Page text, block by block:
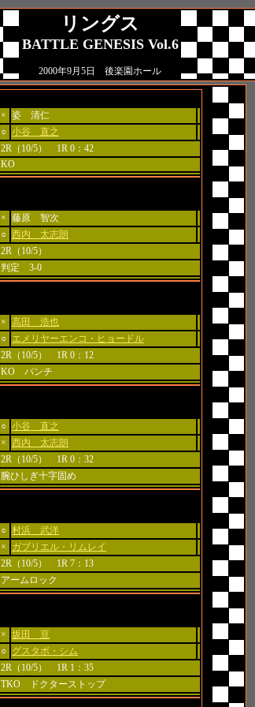
リングス
BATTLE GENESIS Vol.6
2000年9月5日 後楽園ホール
× 姿 清仁
○ 小谷 直之
2R（10/5） 1R 0：42
KO
× 藤原 智次
○ 西内 太志朗
2R（10/5）
判定 3-0
× 高田 浩也
○ エメリヤーエンコ・ヒョードル
2R（10/5） 1R 0：12
KO パンチ
○ 小谷 直之
× 西内 太志朗
2R（10/5） 1R 0：32
腕ひしぎ十字固め
○ 村浜 武洋
×
ガブリエル・リムレイ
2R（10/5） 1R 7：13
アームロック
× 坂田 亘
○ グスタボ・シム
2R（10/5） 1R 1：35
TKO ドクターストップ